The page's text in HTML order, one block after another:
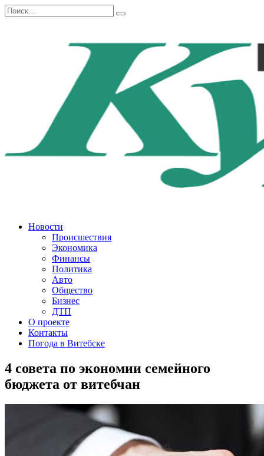
Перейти
к
Search
for:
Новости
Происшествия
Экономика
Финансы
Политика
Авто
Общество
Бизнес
ДТП
О проекте
Контакты
Погода в Витебске
4 совета по экономии семейного
бюджета от витебчан